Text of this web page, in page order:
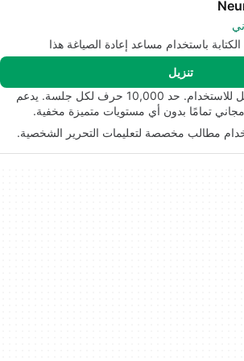
باستخدام مساعد إعادة الصياغة هذا
تنزيل
لا حاجة للتسجيل للاستخدام. حد 10,000 حرف لكل جلسة. يدعم
مطالب مخصصة لتعليمات التحرير الشخصية.